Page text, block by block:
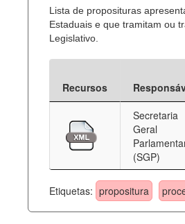
Lista de proposituras
Estaduais e que tramitam ou
Legislativo.
Recursos
Secretaria
Geral
(SGP)
Etiquetas: propositura